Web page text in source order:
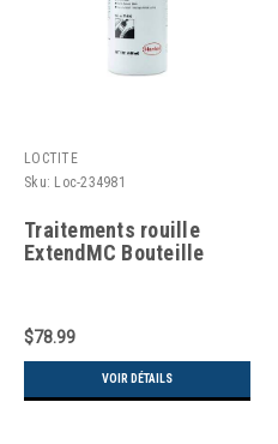
LOCTITE
Sku: Loc-234981
Traitements rouille
ExtendMC Bouteille
$78.99
VOIR DÉTAILS